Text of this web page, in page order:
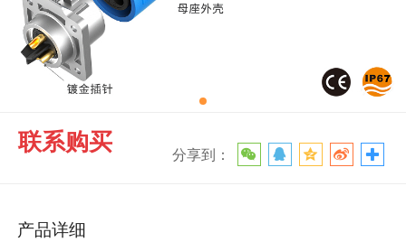
联系购买 分享到：
产品详细